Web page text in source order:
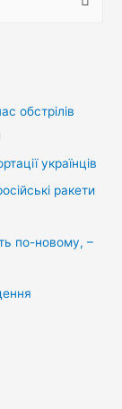
обстрілів
українців
ракети
по-новому, –